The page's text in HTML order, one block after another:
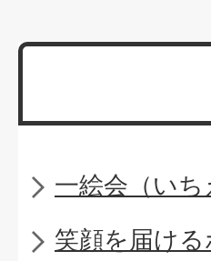
一絵会（い
笑顔を届け